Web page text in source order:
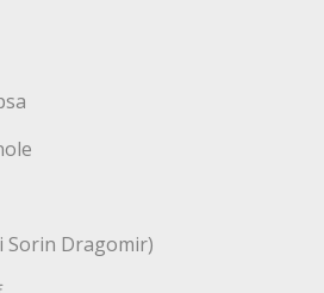
Dragomir)